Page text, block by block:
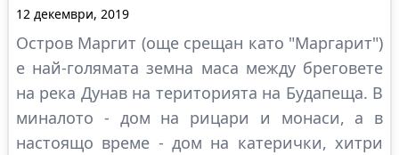
12 декември, 2019
Остров Маргит (още срещан като "Маргарит")
е най-голямата земна маса между бреговете
на река Дунав на територията на Будапеща. В
миналото - дом на рицари и монаси, а в
настоящо време - дом на катерички, хитри